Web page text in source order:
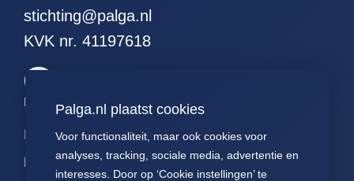
Palga.nl plaatst cookies
Voor functionaliteit, maar ook cookies voor
analyses, tracking, sociale media, advertentie en
interesses. Door op ‘Cookie instellingen’ te
stichting@palga.nl
KVK nr. 41197618
Palga links
Impact
Data
Contact
Over ons
Presentaties
Voor patiënten